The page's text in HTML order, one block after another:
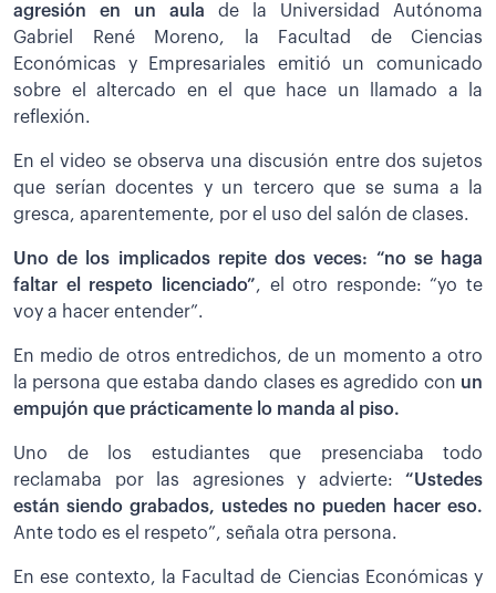
agresión en un aula de la Universidad Autónoma
Gabriel René Moreno, la Facultad de Ciencias
Económicas y Empresariales emitió un comunicado
sobre el altercado en el que hace un llamado a la
reflexión.
En el video se observa una discusión entre dos sujetos
que serían docentes y un tercero que se suma a la
gresca, aparentemente, por el uso del salón de clases.
Uno de los implicados repite dos veces: “no se haga
faltar el respeto licenciado”, el otro responde: “yo te
voy a hacer entender”.
En medio de otros entredichos, de un momento a otro
la persona que estaba dando clases es agredido con un
empujón que prácticamente lo manda al piso.
Uno de los estudiantes que presenciaba todo
reclamaba por las agresiones y advierte: “Ustedes
están siendo grabados, ustedes no pueden hacer eso.
Ante todo es el respeto”, señala otra persona.
En ese contexto, la Facultad de Ciencias Económicas y